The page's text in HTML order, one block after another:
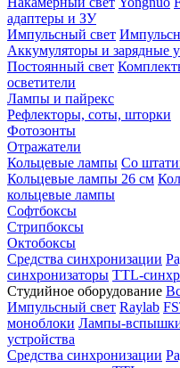
адаптеры и ЗУ
Импульсный свет
Аккумуляторы и зарядные
Постоянный свет
осветители
Лампы и пайрекс
Рефлекторы, соты, шторки
Фотозонты
Отражатели
Кольцевые лампы Со
Кольцевые лампы 26 см
кольцевые лампы
Софтбоксы
Стрипбоксы
Октобоксы
Средства синхронизации
синхронизаторы TTL-
Студийное оборудование
Импульсный свет Raylab
моноблоки Лампы-
устройства
Средства синхронизации